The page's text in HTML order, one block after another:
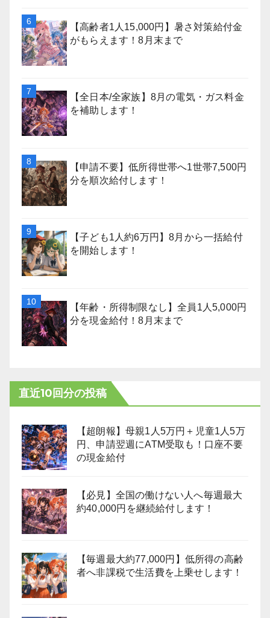
【高齢者1人15,000円】暑さ対策給付金
がもらえます！8月末まで
【全日本/全家族】8月の電気・ガス料金
を補助します！
【申請不要】低所得世帯へ1世帯7,500円
分を順次給付します！
【子ども1人約6万円】8月から一括給付
を開始します！
【年齢・所得制限なし】全員1人5,000円
分を現金給付！8月末まで
直近10回分の投稿
【超朗報】母親1人5万円＋児童1人5万
円、申請翌週にATM受取も！口座不要
の現金給付
【必見】全国の働けない人へ毎週最大
約40,000円を継続給付します！
【毎週最大約77,000円】低所得の高齢
者へ非課税で生活費を上乗せします！